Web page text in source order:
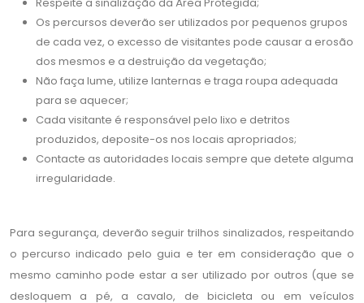
Os percursos deverão ser utilizados por pequenos grupos
de cada vez, o excesso de visitantes pode causar a erosão
dos mesmos e a destruição da vegetação;
Não faça lume, utilize lanternas e traga roupa adequada
para se aquecer;
Cada visitante é responsável pelo lixo e detritos
produzidos, deposite-os nos locais apropriados;
Contacte as autoridades locais sempre que detete alguma
irregularidade.
Para segurança, deverão seguir trilhos sinalizados, respeitando
o percurso indicado pelo guia e ter em consideração que o
mesmo caminho pode estar a ser utilizado por outros (que se
desloquem a pé, a cavalo, de bicicleta ou em veículos